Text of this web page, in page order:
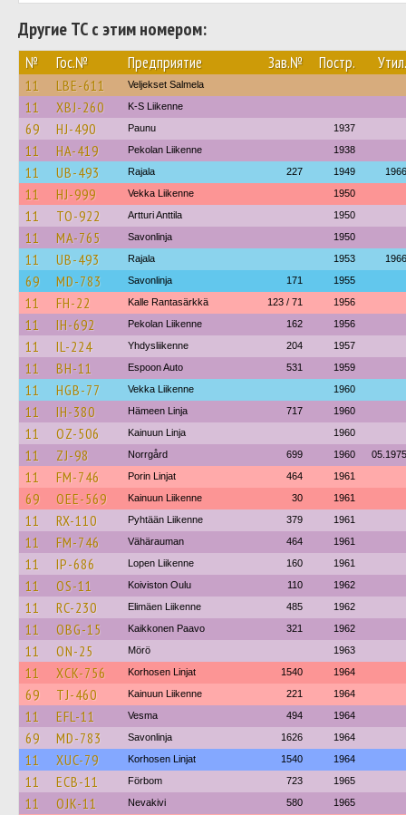
Другие ТС с этим номером:
№ Гос.№ Предприятие Зав.№ Постр. Утил.
11 LBE-611 Veljekset Salmela
11 XBJ-260 K-S Liikenne
69 HJ-490 Paunu 1937
11 HA-419 Pekolan Liikenne 1938
11 UB-493 Rajala 227 1949 1966
11 HJ-999 Vekka Liikenne 1950
11 TO-922 Artturi Anttila 1950
11 MA-765 Savonlinja 1950
11 UB-493 Rajala 1953 1966
69 MD-783 Savonlinja 171 1955
11 FH-22 Kalle Rantasärkkä 123 / 71 1956
11 IH-692 Pekolan Liikenne 162 1956
11 IL-224 Yhdysliikenne 204 1957
11 BH-11 Espoon Auto 531 1959
11 HGB-77 Vekka Liikenne 1960
11 IH-380 Hämeen Linja 717 1960
11 OZ-506 Kainuun Linja 1960
11 ZJ-98 Norrgård 699 1960 05.1975
11 FM-746 Porin Linjat 464 1961
69 OEE-569 Kainuun Liikenne 30 1961
11 RX-110 Pyhtään Liikenne 379 1961
11 FM-746 Vähärauman 464 1961
11 IP-686 Lopen Liikenne 160 1961
11 OS-11 Koiviston Oulu 110 1962
11 RC-230 Elimäen Liikenne 485 1962
11 OBG-15 Kaikkonen Paavo 321 1962
11 ON-25 Mörö 1963
11 XCK-756 Korhosen Linjat 1540 1964
69 TJ-460 Kainuun Liikenne 221 1964
11 EFL-11 Vesma 494 1964
69 MD-783 Savonlinja 1626 1964
11 XUC-79 Korhosen Linjat 1540 1964
11 ECB-11 Förbom 723 1965
11 OJK-11 Nevakivi 580 1965